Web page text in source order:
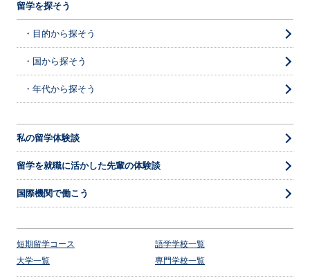
留学を探そう
・目的から探そう
・国から探そう
・年代から探そう
私の留学体験談
留学を就職に活かした先輩の体験談
国際機関で働こう
短期留学コース
語学学校一覧
大学一覧
専門学校一覧